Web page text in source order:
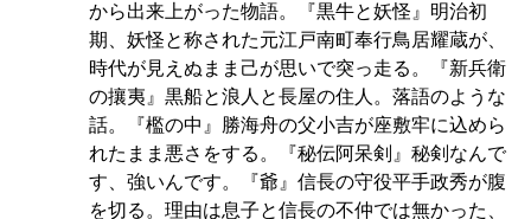
から出来上がった物語。『黒牛と妖怪』明治初
期、妖怪と称された元江戸南町奉行鳥居耀蔵が、
時代が見えぬまま己が思いで突っ走る。『新兵衛
の攘夷』黒船と浪人と長屋の住人。落語のような
話。『檻の中』勝海舟の父小吉が座敷牢に込めら
れたまま悪さをする。『秘伝阿呆剣』秘剣なんで
す、強いんです。『爺』信長の守役平手政秀が腹
を切る。理由は息子と信長の不仲では無かった、